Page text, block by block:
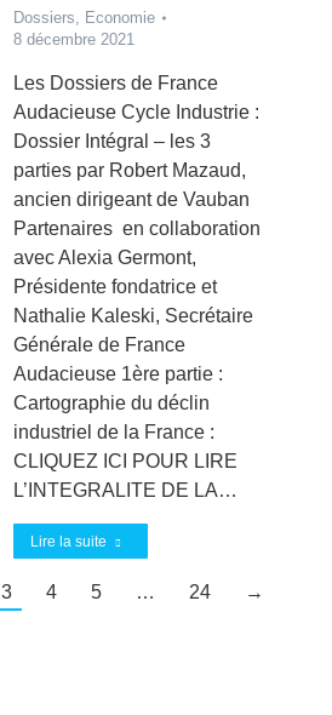
Dossiers, Economie
8 décembre 2021
Les Dossiers de France
Audacieuse Cycle Industrie :
Dossier Intégral – les 3
parties par Robert Mazaud,
ancien dirigeant de Vauban
Partenaires en collaboration
avec Alexia Germont,
Présidente fondatrice et
Nathalie Kaleski, Secrétaire
Générale de France
Audacieuse 1ère partie :
Cartographie du déclin
industriel de la France :
CLIQUEZ ICI POUR LIRE
L’INTEGRALITE DE LA…
Lire la suite
3 4 5 … 24 →